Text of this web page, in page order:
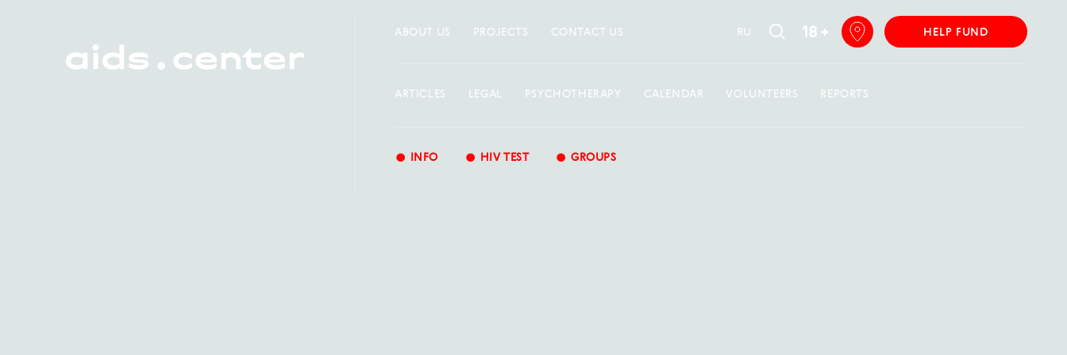
ABOUT US PROJECTS CONTACT US
ARTICLES LEGAL PSYCHOTHERAPY CALENDAR VOLUNTEERS REPORTS
• INFO • HIV TEST • GROUPS
RU 18 + HELP FUND